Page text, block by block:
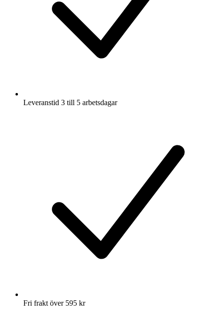
Leveranstid 3 till 5 arbetsdagar
Fri frakt över 595 kr